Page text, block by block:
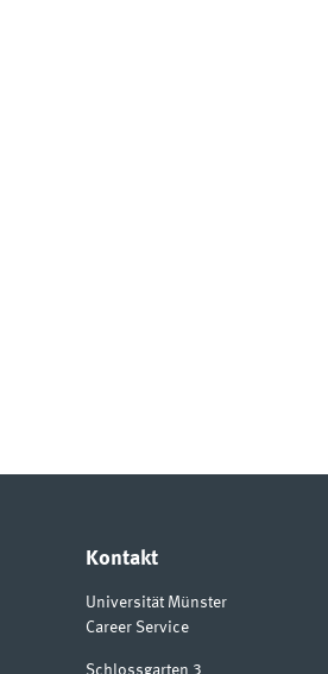
Kontakt
Universität Münster
Career Service
Schlossgarten 3